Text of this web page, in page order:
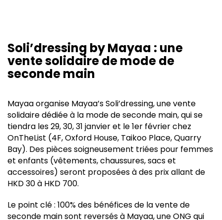
Soli’dressing by Mayaa : une
vente solidaire de mode de
seconde main
Mayaa organise Mayaa’s Soli’dressing, une vente
solidaire dédiée à la mode de seconde main, qui se
tiendra les 29, 30, 31 janvier et le 1er février chez
OnTheList (4F, Oxford House, Taikoo Place, Quarry
Bay). Des pièces soigneusement triées pour femmes
et enfants (vêtements, chaussures, sacs et
accessoires) seront proposées à des prix allant de
HKD 30 à HKD 700.
Le point clé : 100% des bénéfices de la vente de
seconde main sont reversés à Mayaa, une ONG qui